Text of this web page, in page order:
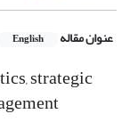
عنوان مقاله English
strategic